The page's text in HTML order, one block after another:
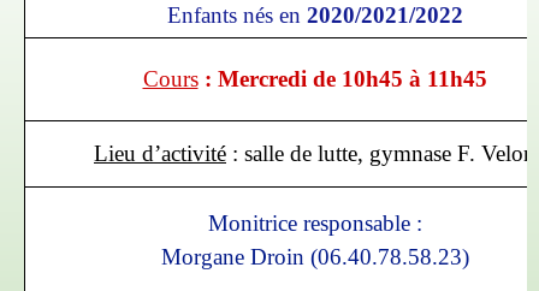
Enfants nés en 2020/2021/2022
Cours: Mercredi de 10h45 à 11h45
Lieu d’activité : salle de lutte, gymnase F. Velon
Monitrice responsable :
Morgane Droin (06.40.78.58.23)